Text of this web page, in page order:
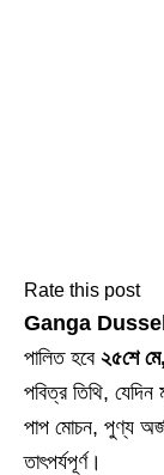
Rate this post
Ganga
পালিত হবে ২৫শে
পবিত্র তিথি,
পাপ মোচন, পুণ্য
তাৎপর্যপূর্ণ।